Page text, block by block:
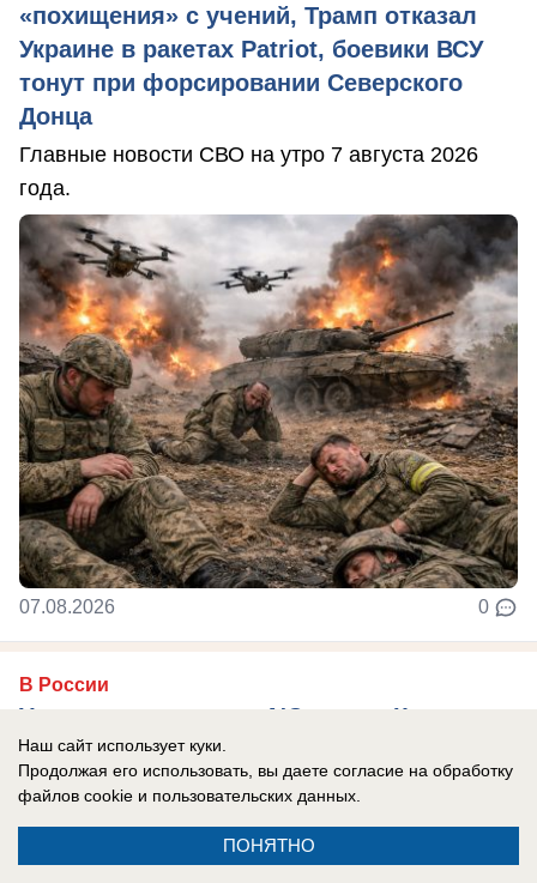
«похищения» с учений, Трамп отказал
Украине в ракетах Patriot, боевики ВСУ
тонут при форсировании Северского
Донца
Главные новости СВО на утро 7 августа 2026
года.
07.08.2026 0
В России
У солистки группы «А'Студио» Кети
Топурии нашли недвижимость более чем
на полмиллиарда рублей
В активе певицы — столичная квартира,
подмосковный особняк и апартаменты в ОАЭ.
Наш сайт использует куки.
Продолжая его использовать, вы даете согласие на обработку
файлов cookie и пользовательских данных.
ПОНЯТНО